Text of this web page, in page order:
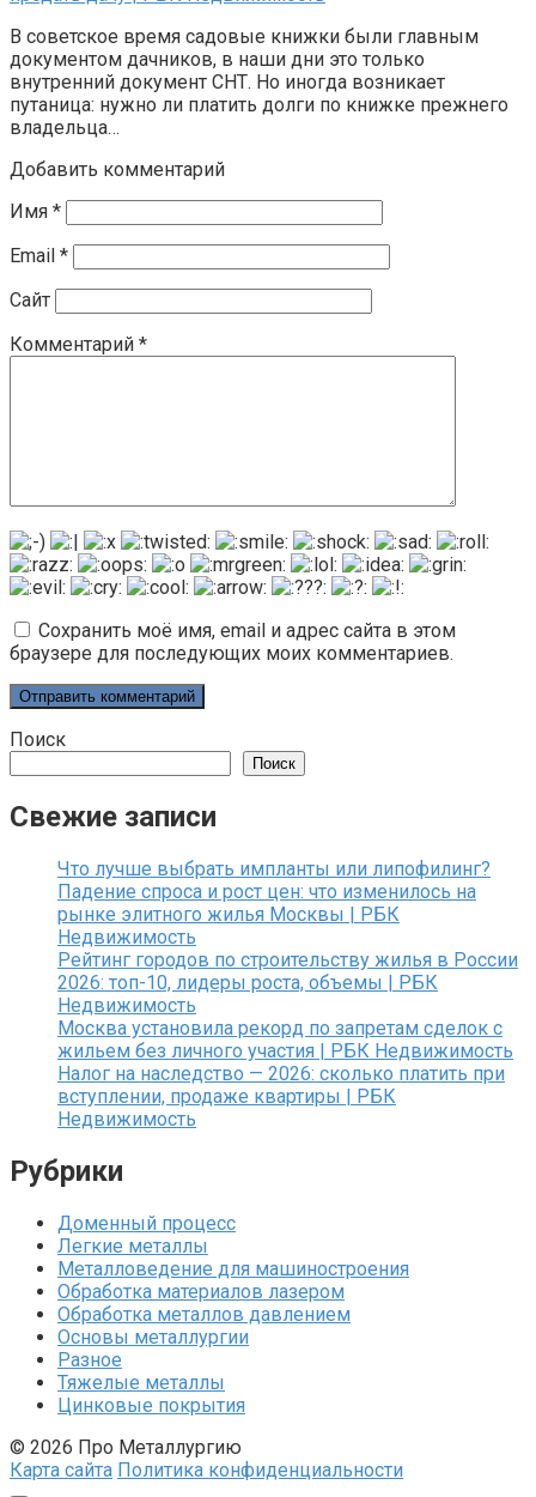
В советское время садовые книжки были главным
документом дачников, в наши дни это только
внутренний документ СНТ. Но иногда возникает
путаница: нужно ли платить долги по книжке прежнего
владельца…
Добавить комментарий
Имя *
Email *
Сайт
Комментарий *
Сохранить моё имя, email и адрес сайта в этом
браузере для последующих моих комментариев.
Поиск
Поиск
Свежие записи
Что лучше выбрать импланты или липофилинг?
Падение спроса и рост цен: что изменилось на
рынке элитного жилья Москвы | РБК
Недвижимость
Рейтинг городов по строительству жилья в России
2026: топ-10, лидеры роста, объемы | РБК
Недвижимость
Москва установила рекорд по запретам сделок с
жильем без личного участия | РБК Недвижимость
Налог на наследство — 2026: сколько платить при
вступлении, продаже квартиры | РБК
Недвижимость
Рубрики
Доменный процесс
Легкие металлы
Металловедение для машиностроения
Обработка материалов лазером
Обработка металлов давлением
Основы металлургии
Разное
Тяжелые металлы
Цинковые покрытия
© 2026 Про Металлургию
Карта сайта Политика конфиденциальности